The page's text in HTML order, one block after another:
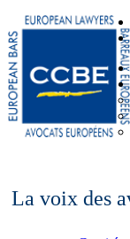
La voix des